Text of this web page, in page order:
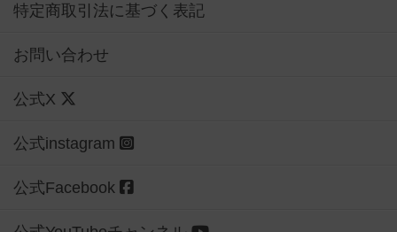
特定商取引法に基づく表記
お問い合わせ
公式X
公式instagram
公式Facebook